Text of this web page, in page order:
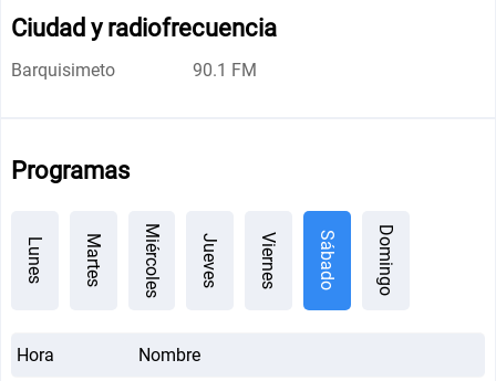
Ciudad y radiofrecuencia
Barquisimeto 90.1 FM
Programas
Lunes Martes Miércoles Jueves Viernes Sábado Domingo
Hora Nombre